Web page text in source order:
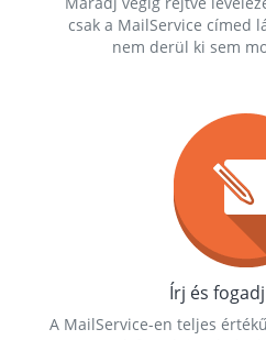
csak a MailService címed
nem derül ki sem
Írj és
A MailService-en teljes